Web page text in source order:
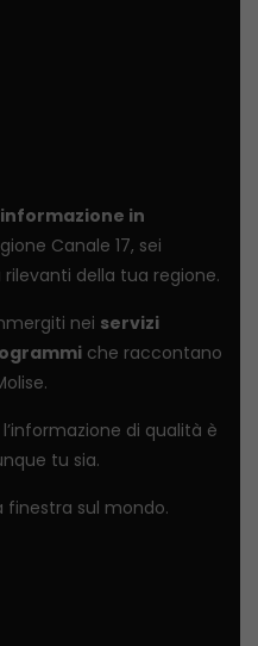
in
Canale 17, sei
della tua regione.
nei servizi
che raccontano
l’informazione di qualità è
tu sia.
finestra sul mondo.